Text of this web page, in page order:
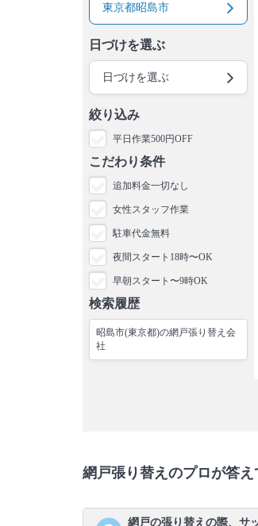
東京都昭島市
日づけを選ぶ
日づけを選ぶ
絞り込み
平日作業500円OFF
こだわり条件
追加料金一切なし
女性スタッフ作業
駐車代金無料
夜間スタート18時〜OK
早朝スタート〜9時OK
検索履歴
昭島市(東京都)の網戸張り替え会
社
網戸張り替えのプロが答
網戸の張り替えの際、サ